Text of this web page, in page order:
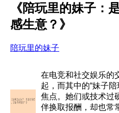
《陪玩里的妹子：
感生意？》
陪玩里的妹子
在电竞和社交娱乐的
起，而其中的“妹子
焦点。她们或技术过
伴换取报酬，却也